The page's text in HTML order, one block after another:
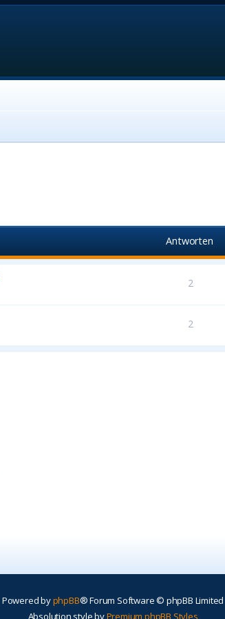
Antworten
2
2
Powered byphpBB® Forum Software © phpBB Limited
Absolution style byPremium phpBB Styles